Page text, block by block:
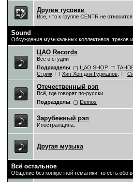
Другие тусовки
Все, что к группе CENTR не относится
Sound
Обсуждения музыкальных коллективов, треков и
ЦAO Records
Всё о студии
Подразделы: ЦАО SHOP,
Стриж
Хип-Хоп для Гурманов
Отечественный рэп
Всё, где говорят по-русски.
Подразделы: Demos
Зарубежный рэп
Иностранщина.
Другая музыка
Всё остальное
Общение без конкретной тематики, то есть обо